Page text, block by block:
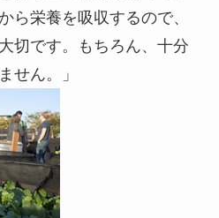
ら栄養を吸収するので、
切です。もちろん、十分
せん。」